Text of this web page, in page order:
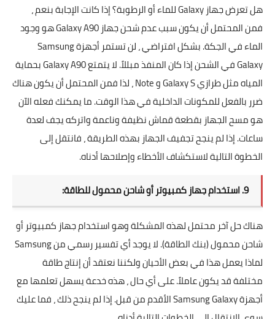
هل تعرض جهاز Galaxy للماء أو الرطوبة؟ إذا كانت الإجابة بنعم ،
فمن المحتمل أن يكون سبب عدم شحن جهاز Galaxy A90 هو وجود
الماء في الجكة. بشكل افتراضي ، لن تستمر أجهزة Samsung
Galaxy في الشحن إذا كان المنفذ مبللاً. لا يتمتع Galaxy A90 بحماية
المياه مثل طرازي Galaxy S و Note ، لذا فمن المحتمل أن يكون هناك
ضرر بالفعل للمكونات الداخلية في هذا الوقت. ما يمكنك فعله الآن
هو مسح الجهاز بقطعة قماش نظيفة وناعمة واتركه يجف لعدة
ساعات. إذا لم ينجح تجفيف الجهاز بهذه الطريقة ، فانتقل إلى
الخطوة التالية لاستكشاف الأخطاء وإصلاحها أدناه.
9. استخدام جهاز كمبيوتر أو شاحن محمول للطاقة:
هناك حل آخر محتمل لهذه المشكلة وهو استخدام جهاز كمبيوتر أو
شاحن محمول (بنك الطاقة). لا يوجد أي تفسير رسمي من Samsung
لماذا يعمل هذا في بعض الأحيان ولكننا نعتقد أن إنتاج طاقة
مختلفة قد يكون عاملاً. على أي حال ، هذه خدعة يسهل تعلمها مع
أجهزة Samsung Galaxy الأقدم من قبل. إذا لم ينجح ذلك ، فما عليك